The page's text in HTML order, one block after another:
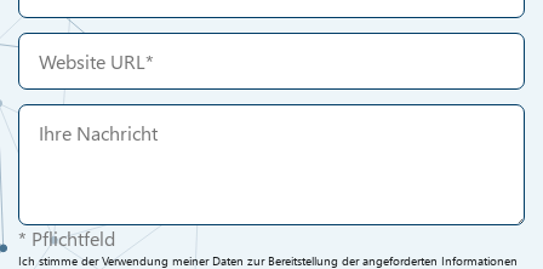
* Pflichtfeld
Ich stimme der Verwendung meiner Daten zur Bereitstellung der angeforderten Informationen